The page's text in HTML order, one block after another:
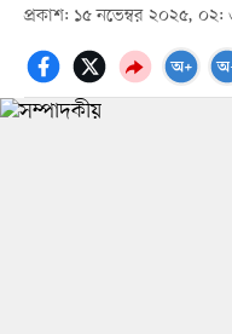
প্রকাশ: ১৫ নভেম্বর ২০২৫,